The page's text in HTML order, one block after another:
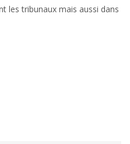
les tribunaux mais aussi dans